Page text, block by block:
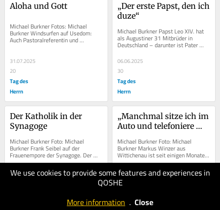
We use cookies to provide some features and experiences in
QOSHE
More information . Close
Aloha und Gott
Michael Burkner Fotos: Michael
Burkner Windsurfen auf Usedom:
Auch Pastoralreferentin und
31.07.2025
20
Tag des
Herrn
„Der erste Papst, den ich
duze“
Michael Burkner Papst Leo XIV. hat
als Augustiner 31 Mitbrüder in
Deutschland – darunter ist Pater
Bei...
06.06.2025
30
Tag des
Herrn
Der Katholik in der
Synagoge
Michael Burkner Foto: Michael
Burkner Frank Seibel auf der
Frauenempore der Synagoge. Der
Leiter des Kulturforums...
05.06.2025
„Manchmal sitze ich im
Auto und telefoniere
Michael Burkner Foto: Michael
Burkner Markus Winzer aus
Wittichenau ist seit einigen Monaten
Kaplan in Görlitz. Im Interview...
22.05.2025
20
Herrn